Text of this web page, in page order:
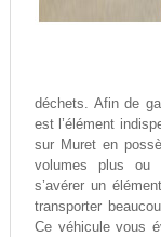
déchets. Afin de
est l’élément
sur Muret en
volumes plus ou
s’avérer un
transporter
Ce véhicule vous